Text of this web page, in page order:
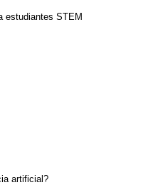
estudiantes STEM
artificial?